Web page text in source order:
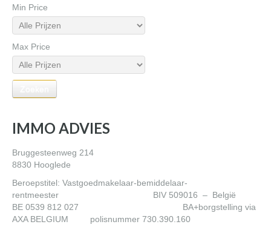
Min Price
Max Price
IMMO ADVIES
Bruggesteenweg 214
8830 Hooglede
Beroepstitel: Vastgoedmakelaar-bemiddelaar-
rentmeester BIV 509016 – België
BE 0539 812 027 BA+borgstelling via
AXA BELGIUM polisnummer 730.390.160